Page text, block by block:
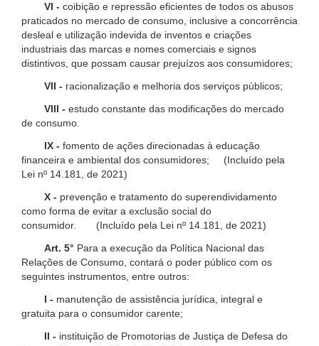
VI - coibição e repressão eficientes de todos os abusos
praticados no mercado de consumo, inclusive a concorrência
desleal e utilização indevida de inventos e criações
industriais das marcas e nomes comerciais e signos
distintivos, que possam causar prejuízos aos consumidores;
VII - racionalização e melhoria dos serviços públicos;
VIII - estudo constante das modificações do mercado
de consumo.
IX - fomento de ações direcionadas à educação
financeira e ambiental dos consumidores; (Incluído pela
Lei nº 14.181, de 2021)
X - prevenção e tratamento do superendividamento
como forma de evitar a exclusão social do
consumidor. (Incluído pela Lei nº 14.181, de 2021)
Art. 5° Para a execução da Política Nacional das
Relações de Consumo, contará o poder público com os
seguintes instrumentos, entre outros:
I - manutenção de assistência jurídica, integral e
gratuita para o consumidor carente;
II - instituição de Promotorias de Justiça de Defesa do